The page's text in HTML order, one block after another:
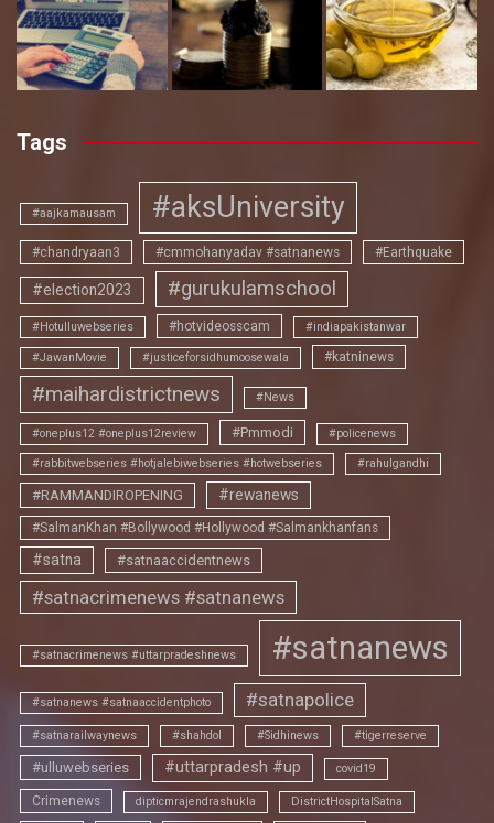
Tags
#aajkamausam #aksUniversity
#chandryaan3 #cmmohanyadav #satnanews #Earthquake
#election2023 #gurukulamschool
#Hotulluwebseries #hotvideosscam #indiapakistanwar
#JawanMovie #justiceforsidhumoosewala #katninews
#maihardistrictnews #News
#oneplus12 #oneplus12review #Pmmodi #policenews
#rabbitwebseries #hotjalebiwebseries #hotwebseries #rahulgandhi
#RAMMANDIROPENING #rewanews
#SalmanKhan #Bollywood #Hollywood #Salmankhanfans
#satna #satnaaccidentnews
#satnacrimenews #satnanews
#satnacrimenews #uttarpradeshnews #satnanews
#satnanews #satnaaccidentphoto #satnapolice
#satnarailwaynews #shahdol #Sidhinews #tigerreserve
#ulluwebseries #uttarpradesh #up covid19
Crimenews dipticmrajendrashukla DistrictHospitalSatna